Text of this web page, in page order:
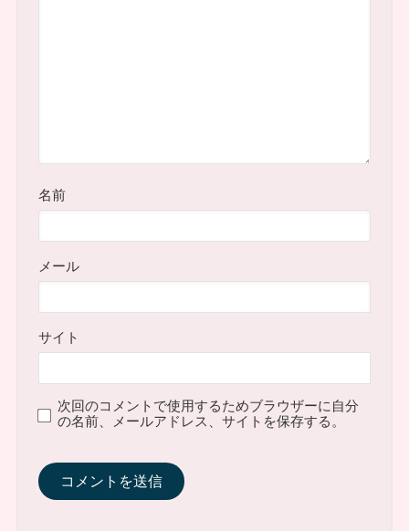
名前
メール
サイト
次回のコメントで使用するためブラウザーに自分
の名前、メールアドレス、サイトを保存する。